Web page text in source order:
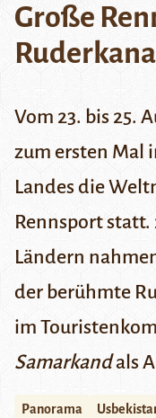
Große
Vom 23. bis 25.
zum ersten Mal
Landes die
Rennsport statt.
Ländern
der berühmte
im
Samarkandals
Panorama